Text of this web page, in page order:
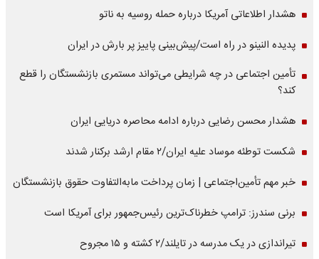
هشدار اطلاعاتی آمریکا درباره حمله روسیه به ناتو
پدیده النینو در راه است/پیش‌بینی پاییز پر بارش در ایران
تأمین اجتماعی در چه شرایطی می‌تواند مستمری بازنشستگان را قطع
کند؟
هشدار محسن رضایی درباره ادامه محاصره دریایی ایران
شکست توطئه موساد علیه ایران/۲ مقام‌ ارشد برکنار شدند
خبر مهم تأمین‌اجتماعی | زمان پرداخت مابه‌التفاوت حقوق بازنشستگان
برنی سندرز: ترامپ خطرناک‌ترین رئیس‌جمهور برای آمریکا است
تیراندازی در یک مدرسه در تایلند/۲ کشته و ۱۵ مجروح